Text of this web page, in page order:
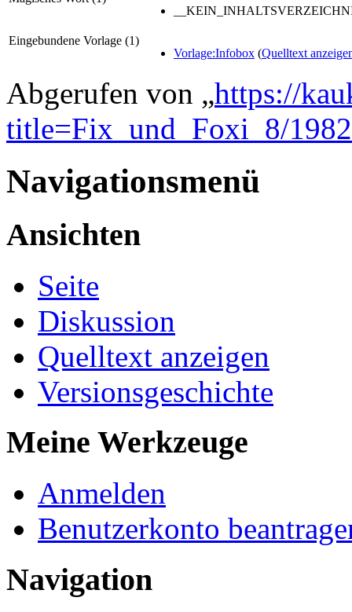
Eingebundene Vorlage (1)
Vorlage:Infobox (Quelltext
Abgerufen von „https://
title=Fix_und_Foxi_8/1982
Navigationsmenü
Ansichten
Seite
Diskussion
Quelltext anzeigen
Versionsgeschichte
Meine Werkzeuge
Anmelden
Benutzerkonto
Navigation